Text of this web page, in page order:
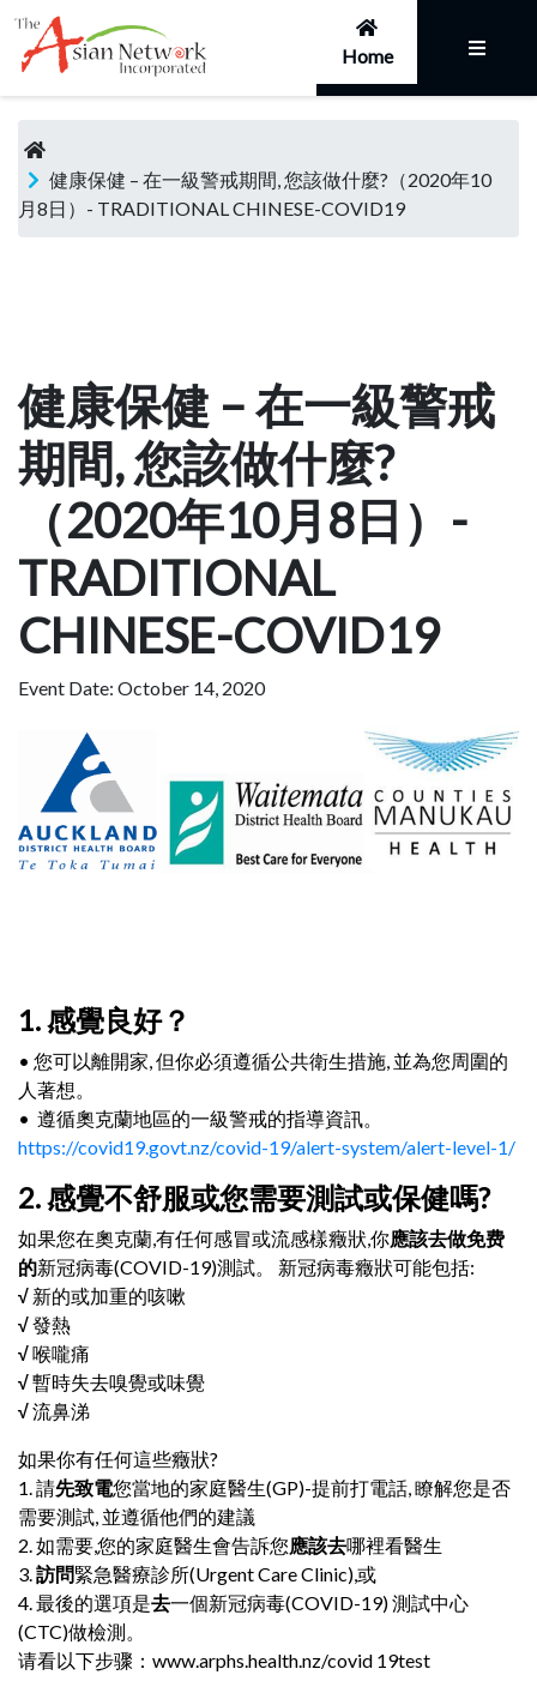
Home
健康保健 – 在一級警戒期間, 您該做什麼?（2020年10
月8日）- TRADITIONAL CHINESE-COVID19
健康保健 – 在一級警戒
期間, 您該做什麼?
（2020年10月8日）-
TRADITIONAL
CHINESE-COVID19
Event Date: October 14, 2020
1. 感覺良好？
• 您可以離開家, 但你必須遵循公共衛生措施, 並為您周圍的
人著想。
• 遵循奧克蘭地區的一級警戒的指導資訊。
https://covid19.govt.nz/covid-19/alert-system/alert-level-1/
2. 感覺不舒服或您需要測試或保健嗎?
如果您在奧克蘭,有任何感冒或流感樣癥狀,你應該去做免费
的新冠病毒(COVID-19)測試。 新冠病毒癥狀可能包括:
√ 新的或加重的咳嗽
√發熱
√喉嚨痛
√暫時失去嗅覺或味覺
√流鼻涕
如果你有任何這些癥狀?
1. 請先致電您當地的家庭醫生(GP)-提前打電話, 瞭解您是否
需要測試, 並遵循他們的建議
2. 如需要,您的家庭醫生會告訴您應該去哪裡看醫生
3.訪問緊急醫療診所(Urgent Care Clinic),或
4. 最後的選項是去一個新冠病毒(COVID-19) 測試中心
(CTC)做檢測。
请看以下步骤：www.arphs.health.nz/covid 19test